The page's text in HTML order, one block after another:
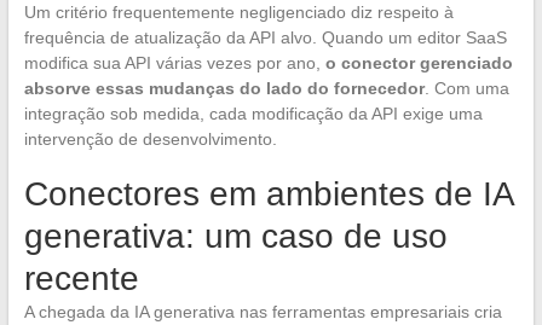
Um critério frequentemente negligenciado diz respeito à
frequência de atualização da API alvo. Quando um editor SaaS
modifica sua API várias vezes por ano, o conector gerenciado
absorve essas mudanças do lado do fornecedor. Com uma
integração sob medida, cada modificação da API exige uma
intervenção de desenvolvimento.
Conectores em ambientes de IA
generativa: um caso de uso
recente
A chegada da IA generativa nas ferramentas empresariais cria